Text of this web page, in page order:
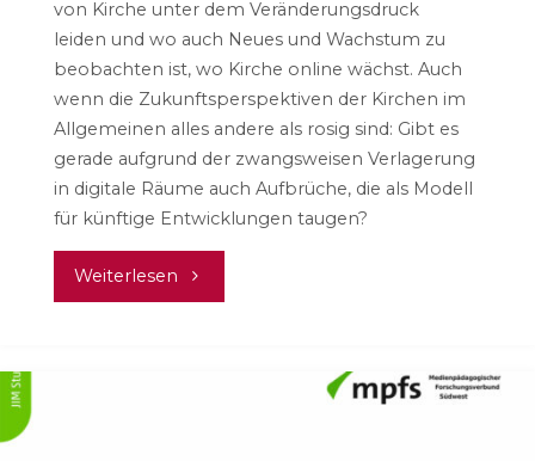
von Kirche unter dem Veränderungsdruck
leiden und wo auch Neues und Wachstum zu
beobachten ist, wo Kirche online wächst. Auch
wenn die Zukunftsperspektiven der Kirchen im
Allgemeinen alles andere als rosig sind: Gibt es
gerade aufgrund der zwangsweisen Verlagerung
in digitale Räume auch Aufbrüche, die als Modell
für künftige Entwicklungen taugen?
Weiterlesen "Wo